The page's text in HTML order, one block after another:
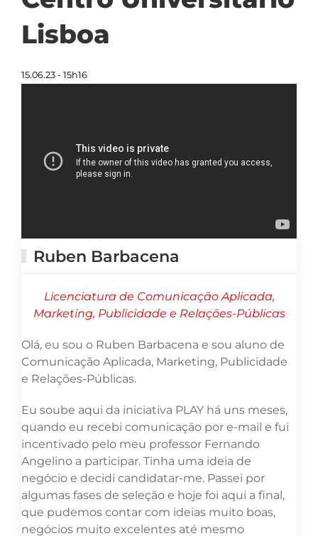
Lisboa
15.06.23 - 15h16
Ruben Barbacena
Licenciatura de Comunicação Aplicada,
Marketing, Publicidade e Relações-Públicas
Olá, eu sou o Ruben Barbacena e sou aluno de
Comunicação Aplicada, Marketing, Publicidade
e Relações-Públicas.
Eu soube aqui da iniciativa PLAY há uns meses,
quando eu recebi comunicação por e-mail e fui
incentivado pelo meu professor Fernando
Angelino a participar. Tinha uma ideia de
negócio e decidi candidatar-me. Passei por
algumas fases de seleção e hoje foi aqui a final,
que pudemos contar com ideias muito boas,
negócios muito excelentes até mesmo